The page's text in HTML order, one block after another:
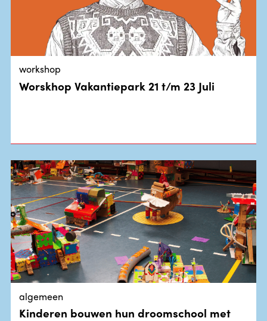
workshop
Worskhop Vakantiepark 21 t/m 23 Juli
algemeen
Kinderen bouwen hun droomschool met